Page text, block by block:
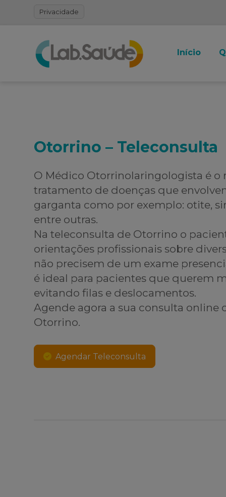
Privacidade
Início
Otorrino – Teleconsulta
O Médico Otorrinolaringologista é o
tratamento de doenças que
garganta como por exemplo: otite,
entre outras.
Na teleconsulta de Otorrino o
orientações profissionais sobre
não precisem de um exame
é ideal para pacientes que querem
evitando filas e deslocamentos.
Agende agora a sua consulta online
Otorrino.
Agendar Teleconsulta